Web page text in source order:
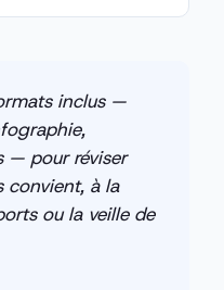
inclus —
— pour réviser
convient, à la
ou la veille de